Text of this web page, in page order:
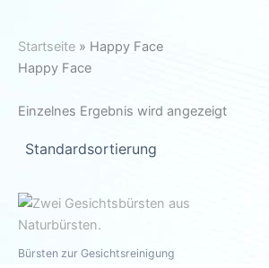
Startseite » Happy Face
Happy Face
Einzelnes Ergebnis wird angezeigt
Bürsten zur Gesichtsreinigung